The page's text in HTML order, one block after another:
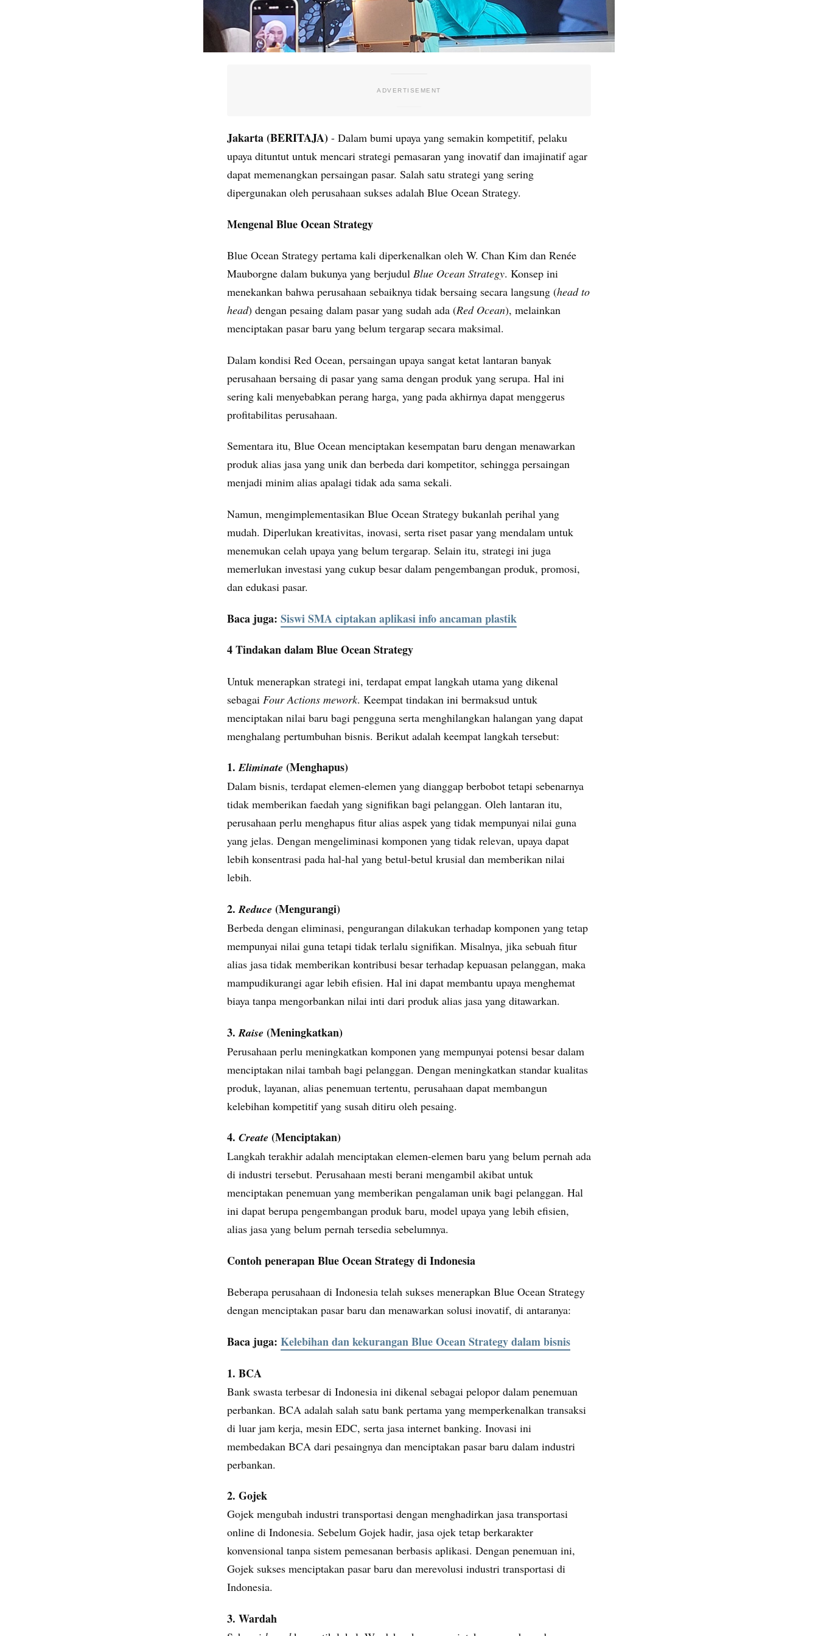
Jakarta (BERITAJA) - Dalam bumi upaya yang semakin kompetitif, pelaku
upaya dituntut untuk mencari strategi pemasaran yang inovatif dan imajinatif agar
dapat memenangkan persaingan pasar. Salah satu strategi yang sering
dipergunakan oleh perusahaan sukses adalah Blue Ocean Strategy.
Mengenal Blue Ocean Strategy
Blue Ocean Strategy pertama kali diperkenalkan oleh W. Chan Kim dan Renée
Mauborgne dalam bukunya yang berjudul Blue Ocean Strategy. Konsep ini
menekankan bahwa perusahaan sebaiknya tidak bersaing secara langsung (head to
head) dengan pesaing dalam pasar yang sudah ada (Red Ocean), melainkan
menciptakan pasar baru yang belum tergarap secara maksimal.
Dalam kondisi Red Ocean, persaingan upaya sangat ketat lantaran banyak
perusahaan bersaing di pasar yang sama dengan produk yang serupa. Hal ini
sering kali menyebabkan perang harga, yang pada akhirnya dapat menggerus
profitabilitas perusahaan.
Sementara itu, Blue Ocean menciptakan kesempatan baru dengan menawarkan
produk alias jasa yang unik dan berbeda dari kompetitor, sehingga persaingan
menjadi minim alias apalagi tidak ada sama sekali.
Namun, mengimplementasikan Blue Ocean Strategy bukanlah perihal yang
mudah. Diperlukan kreativitas, inovasi, serta riset pasar yang mendalam untuk
menemukan celah upaya yang belum tergarap. Selain itu, strategi ini juga
memerlukan investasi yang cukup besar dalam pengembangan produk, promosi,
dan edukasi pasar.
Baca juga: Siswi SMA ciptakan aplikasi info ancaman plastik
4 Tindakan dalam Blue Ocean Strategy
Untuk menerapkan strategi ini, terdapat empat langkah utama yang dikenal
sebagai Four Actions mework. Keempat tindakan ini bermaksud untuk
menciptakan nilai baru bagi pengguna serta menghilangkan halangan yang dapat
menghalang pertumbuhan bisnis. Berikut adalah keempat langkah tersebut:
1.Eliminate (Menghapus)
Dalam bisnis, terdapat elemen-elemen yang dianggap berbobot tetapi sebenarnya
tidak memberikan faedah yang signifikan bagi pelanggan. Oleh lantaran itu,
perusahaan perlu menghapus fitur alias aspek yang tidak mempunyai nilai guna
yang jelas. Dengan mengeliminasi komponen yang tidak relevan, upaya dapat
lebih konsentrasi pada hal-hal yang betul-betul krusial dan memberikan nilai
lebih.
2.Reduce (Mengurangi)
Berbeda dengan eliminasi, pengurangan dilakukan terhadap komponen yang tetap
mempunyai nilai guna tetapi tidak terlalu signifikan. Misalnya, jika sebuah fitur
alias jasa tidak memberikan kontribusi besar terhadap kepuasan pelanggan, maka
mampudikurangi agar lebih efisien. Hal ini dapat membantu upaya menghemat
biaya tanpa mengorbankan nilai inti dari produk alias jasa yang ditawarkan.
3.Raise (Meningkatkan)
Perusahaan perlu meningkatkan komponen yang mempunyai potensi besar dalam
menciptakan nilai tambah bagi pelanggan. Dengan meningkatkan standar kualitas
produk, layanan, alias penemuan tertentu, perusahaan dapat membangun
kelebihan kompetitif yang susah ditiru oleh pesaing.
4. Create (Menciptakan)
Langkah terakhir adalah menciptakan elemen-elemen baru yang belum pernah ada
di industri tersebut. Perusahaan mesti berani mengambil akibat untuk
menciptakan penemuan yang memberikan pengalaman unik bagi pelanggan. Hal
ini dapat berupa pengembangan produk baru, model upaya yang lebih efisien,
alias jasa yang belum pernah tersedia sebelumnya.
Contoh penerapan Blue Ocean Strategy di Indonesia
Beberapa perusahaan di Indonesia telah sukses menerapkan Blue Ocean Strategy
dengan menciptakan pasar baru dan menawarkan solusi inovatif, di antaranya:
Baca juga: Kelebihan dan kekurangan Blue Ocean Strategy dalam bisnis
1. BCA
Bank swasta terbesar di Indonesia ini dikenal sebagai pelopor dalam penemuan
perbankan. BCA adalah salah satu bank pertama yang memperkenalkan transaksi
di luar jam kerja, mesin EDC, serta jasa internet banking. Inovasi ini
membedakan BCA dari pesaingnya dan menciptakan pasar baru dalam industri
perbankan.
2. Gojek
Gojek mengubah industri transportasi dengan menghadirkan jasa transportasi
online di Indonesia. Sebelum Gojek hadir, jasa ojek tetap berkarakter
konvensional tanpa sistem pemesanan berbasis aplikasi. Dengan penemuan ini,
Gojek sukses menciptakan pasar baru dan merevolusi industri transportasi di
Indonesia.
3. Wardah